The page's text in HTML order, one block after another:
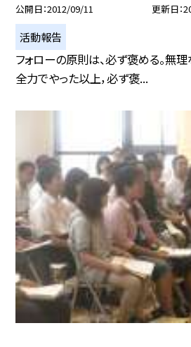
公開日 2012/09/11 更新日
活動報告
フォローの原則は、必ず褒める。無
全力でやった以上，必ず褒...